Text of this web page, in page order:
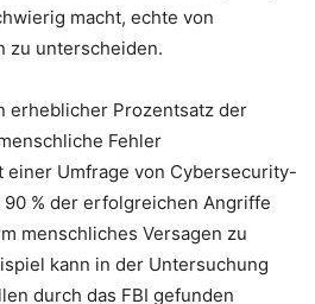
macht, echte von
zu unterscheiden.
erheblicher Prozentsatz der
Fehler
einer Umfrage von Cybersecurity-
% der erfolgreichen Angriffe
menschliches Versagen zu
kann in der Untersuchung
durch das FBI gefunden